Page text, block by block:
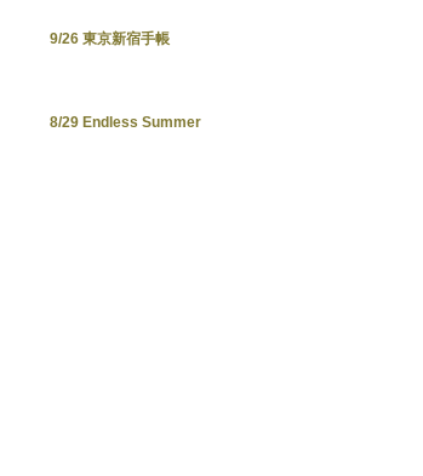
9/26 東京新宿手帳
8/29 Endless Summer